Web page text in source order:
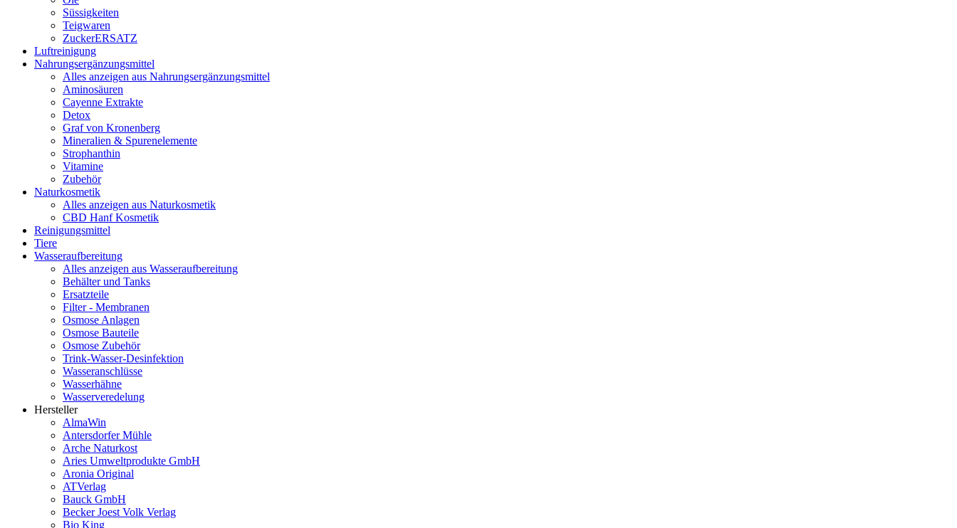
Süssigkeiten
Teigwaren
ZuckerERSATZ
Luftreinigung
Nahrungsergänzungsmittel
Alles anzeigen aus Nahrungsergänzungsmittel
Aminosäuren
Cayenne Extrakte
Detox
Graf von Kronenberg
Mineralien & Spurenelemente
Strophanthin
Vitamine
Zubehör
Naturkosmetik
Alles anzeigen aus Naturkosmetik
CBD Hanf Kosmetik
Reinigungsmittel
Tiere
Wasseraufbereitung
Alles anzeigen aus Wasseraufbereitung
Behälter und Tanks
Ersatzteile
Filter - Membranen
Osmose Anlagen
Osmose Bauteile
Osmose Zubehör
Trink-Wasser-Desinfektion
Wasseranschlüsse
Wasserhähne
Wasserveredelung
Hersteller
AlmaWin
Antersdorfer Mühle
Arche Naturkost
Aries Umweltprodukte GmbH
Aronia Original
ATVerlag
Bauck GmbH
Becker Joest Volk Verlag
Bio King